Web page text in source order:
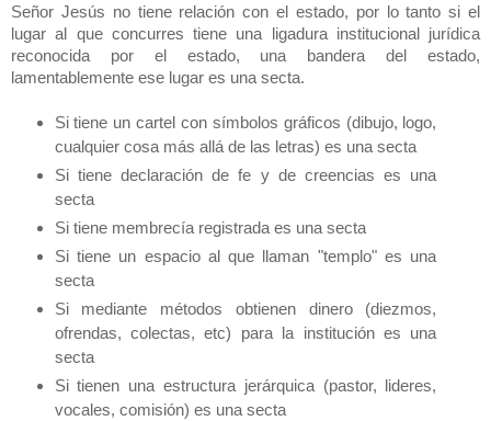
Señor Jesús no tiene relación con el estado, por lo tanto si el
lugar al que concurres tiene una ligadura institucional jurídica
reconocida por el estado, una bandera del estado,
lamentablemente ese lugar es una secta.
Si tiene un cartel con símbolos gráficos (dibujo, logo,
cualquier cosa más allá de las letras) es una secta
Si tiene declaración de fe y de creencias es una
secta
Si tiene membrecía registrada es una secta
Si tiene un espacio al que llaman "templo" es una
secta
Si mediante métodos obtienen dinero (diezmos,
ofrendas, colectas, etc) para la institución es una
secta
Si tienen una estructura jerárquica (pastor, lideres,
vocales, comisión) es una secta